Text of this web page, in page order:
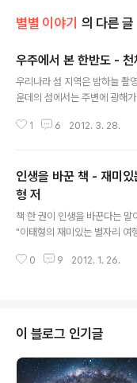
별별 이야기 의 다른 글
우주에서 본 한반도 -
우리나라 섬 지역은 밤하늘 촬
운데의 섬에서는 주변에 광해
고기잡이배들의 불빛 밝기는
매를 입어야 하는데 시력에도
제우주정거장에서 내려다 본 사
은 불빛들은 서울, 부산 다음으
도 등에서 촬영을 해왔지만 은
쏟아지는 장면은 촬영하기가
다 서해가 조금 나은 편이다.
1 6 2012. 3. 28.
인생을 바꾼 책 - 재미
형 저
책 한 권이 인생을 바꾼다는 말
"이태형의 재미있는 별자리 여
하지도 사진을 전공하지도 않
하셔서 작고하신 조경철 박사
분도 책 한 권이 인생을 바꾼
에 전공과는 상관없는 천문학
한 두 사람의 인생을 바꾼 거
0 9 2012. 1. 26.
이 블로그 인기글